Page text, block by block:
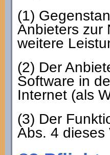
(1)
Anbieters zur
weitere
(2) Der
Software in
Internet (als
(3) Der
Abs. 4 dieses